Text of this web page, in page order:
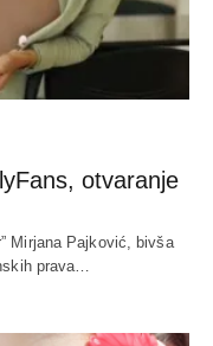
otvaranje
Mirjana Pajković, bivša
prava…